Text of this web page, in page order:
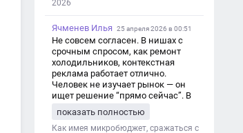
2026
Ячменев Илья 25 апреля 2026 в 00:51
Не совсем согласен. В нишах с
срочным спросом, как ремонт
холодильников, контекстная
реклама работает отлично.
Человек не изучает рынок — он
ищет решение “прямо сейчас”. В
и ловит самый горячий трафик,
тогда как SEO в таких задачах
показать полностью
Как имея микробюджет, сражаться с